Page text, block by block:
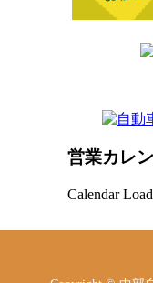
営業カレ
Calendar